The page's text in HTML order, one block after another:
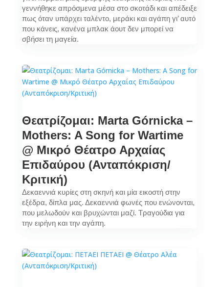
γεννήθηκε απρόσμενα μέσα στο σκοτάδι και απέδειξε
πως όταν υπάρχει ταλέντο, μεράκι και αγάπη γι’ αυτό
που κάνεις, κανένα μπλακ άουτ δεν μπορεί να
σβήσει τη μαγεία.
Θεατρίζομαι: Marta Górnicka –
Mothers: A Song for Wartime
@ Μικρό Θέατρο Αρχαίας
Επιδαύρου (Ανταπόκριση/
Κριτική)
Δεκαεννιά κυρίες στη σκηνή και μία εικοστή στην
εξέδρα, δίπλα μας. Δεκαεννιά φωνές που ενώνονται,
που μελωδούν και βρυχώνται μαζί. Τραγούδια για
την ειρήνη και την αγάπη.